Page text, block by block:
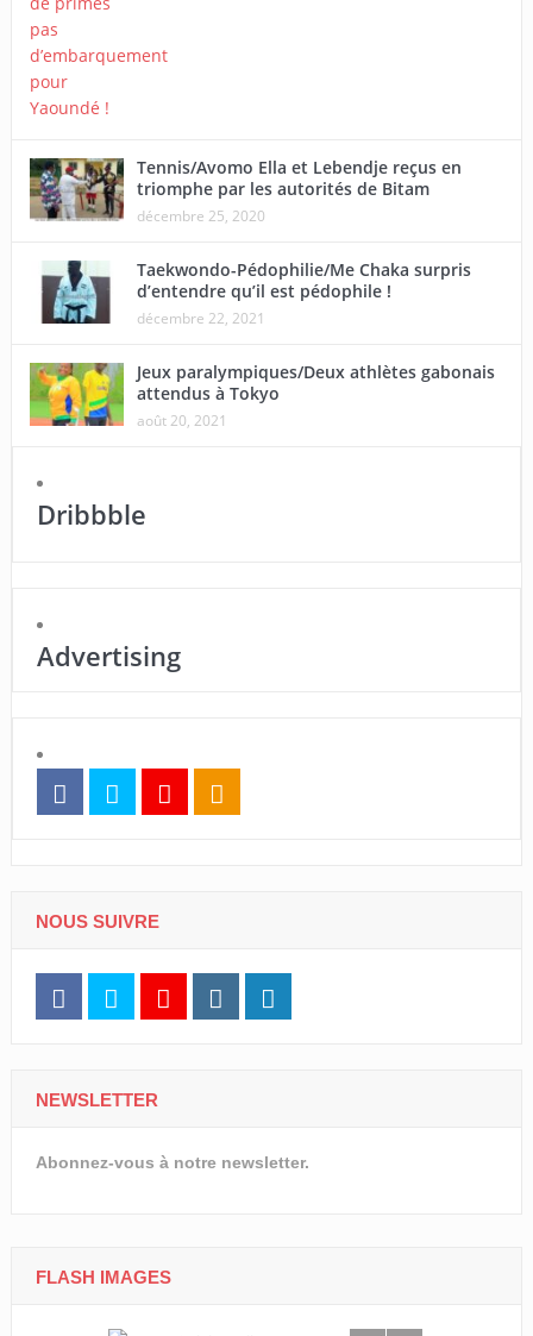
Tennis/Avomo Ella et Lebendje reçus en
triomphe par les autorités de Bitam
décembre 25, 2020
Taekwondo-Pédophilie/Me Chaka surpris
d’entendre qu’il est pédophile !
décembre 22, 2021
Jeux paralympiques/Deux athlètes gabonais
attendus à Tokyo
août 20, 2021
Dribbble
Advertising
NOUS SUIVRE
NEWSLETTER
Abonnez-vous à notre newsletter.
FLASH IMAGES